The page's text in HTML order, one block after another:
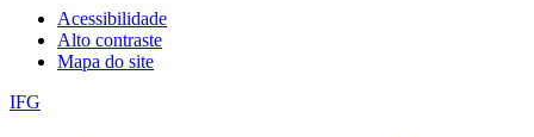
Acessibilidade
Alto contraste
Mapa do site
IFG